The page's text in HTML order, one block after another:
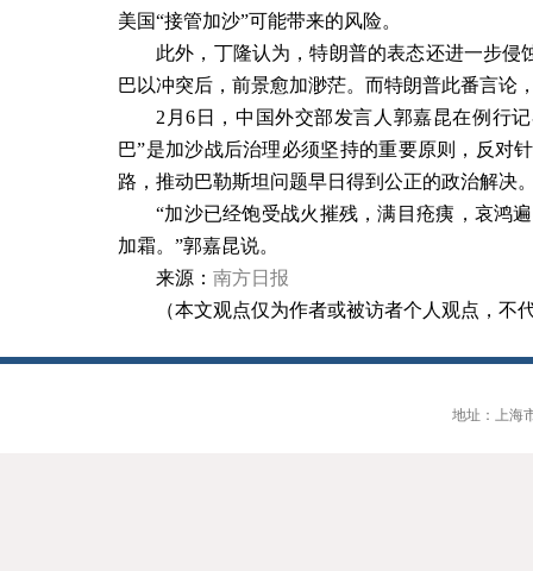
美国“接管加沙”可能带来的风险。
此外，丁隆认为，特朗普的表态还进一步侵
巴以冲突后，前景愈加渺茫。而特朗普此番言论
2 月6 日，中国外交部发言人郭嘉昆在例行
巴”是加沙战后治理必须坚持的重要原则，反对
路，推动巴勒斯坦问题早日得到公正的政治解决
“加沙已经饱受战火摧残，满目疮痍，哀鸿
加霜。”郭嘉昆说。
来源： 南方日报
（本文观点仅为作者或被访者个人观点，不
地址：上海